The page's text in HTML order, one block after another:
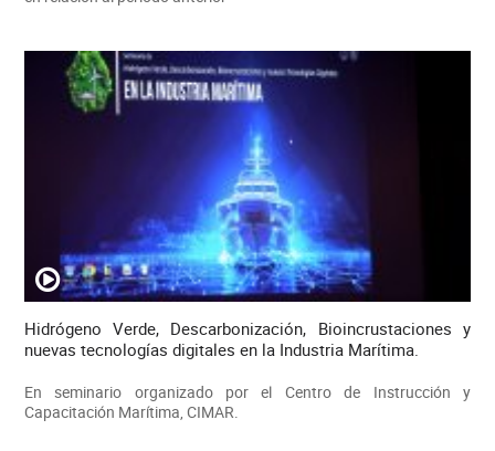
Hidrógeno Verde, Descarbonización, Bioincrustaciones y
nuevas tecnologías digitales en la Industria Marítima.
En seminario organizado por el Centro de Instrucción y
Capacitación Marítima, CIMAR.